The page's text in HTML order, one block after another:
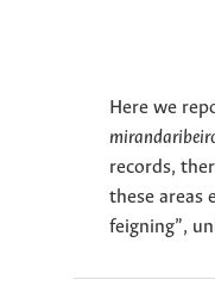
Here we
records,
these areas
feigning”,